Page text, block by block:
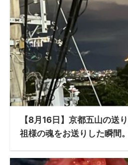
【8月16日】京都五山の送
祖様の魂をお送りした瞬間。